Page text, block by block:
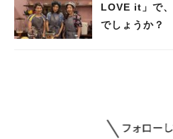
LOVE it」で、美味しいコーヒーはいかが
でしょうか？